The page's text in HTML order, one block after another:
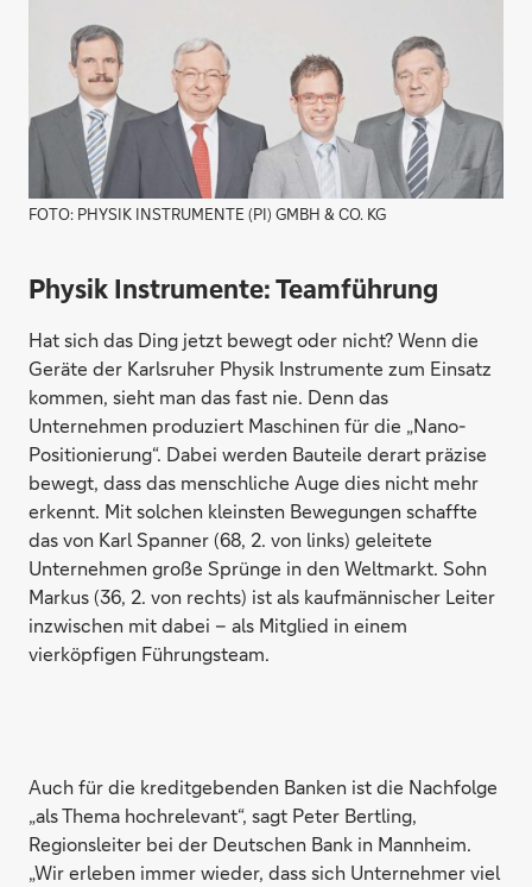
FOTO: PHYSIK INSTRUMENTE (PI) GMBH & CO. KG
Physik Instrumente:Teamführung
Hat sich das Ding jetzt bewegt oder nicht? Wenn die
Geräte der Karlsruher Physik Instrumente zum Einsatz
kommen, sieht man das fast nie. Denn das
Unternehmen produziert Maschinen für die „Nano-
Positionierung“. Dabei werden Bauteile derart präzise
bewegt, dass das menschliche Auge dies nicht mehr
erkennt. Mit solchen kleinsten Bewegungen schaffte
das von Karl Spanner (68, 2. von links) geleitete
Unternehmen große Sprünge in den Weltmarkt. Sohn
Markus (36, 2. von rechts) ist als kaufmännischer Leiter
inzwischen mit dabei – als Mitglied in einem
vierköpfigen Führungsteam.
Auch für die kreditgebenden Banken ist die Nachfolge
„als Thema hochrelevant“, sagt Peter Bertling,
Regionsleiter bei der Deutschen Bank in Mannheim.
„Wir erleben immer wieder, dass sich Unternehmer viel